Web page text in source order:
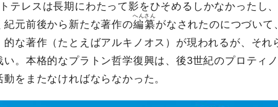
テレスは長期にわたって影をひそめるしかなかったし
紀元前後から新たな著作の編纂
へんさん
がなされたのにつづいて
的な著作（たとえばアルキノオス）が現われるが、それ
い。本格的なプラトン哲学復興は、後3世紀のプロティ
動をまたなければならなかった。